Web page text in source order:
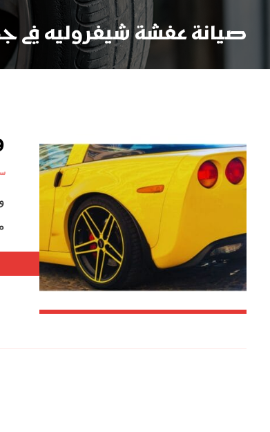
صيانة عفشة شيفروليه في